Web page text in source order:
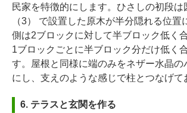
民家を特徴的にします。ひさしの初段は
（3） で設置した原木が半分隠れる位置
側は2ブロックに対して半ブロック低く
1ブロックごとに半ブロック分だけ低く
す。屋根と同様に端のみをネザー水晶の
にし、支えのような感じで柱とつなげて
6. テラスと玄関を作る